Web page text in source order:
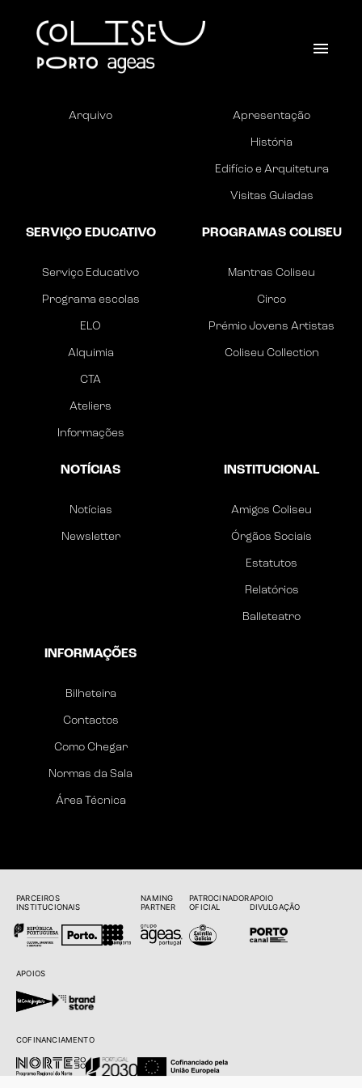
AGENDA
Arquivo Apresentação
História
Edifício e Arquitetura
Visitas Guiadas
SERVIÇO EDUCATIVO
Serviço Educativo
Programa escolas
ELO
Alquimia
CTA
Ateliers
Informações
PROGRAMAS COLISEU
Mantras Coliseu
Circo
Prémio Jovens Artistas
Coliseu Collection
NOTÍCIAS
Notícias
Newsletter
INSTITUCIONAL
Amigos Coliseu
Órgãos Sociais
Estatutos
Relatórios
Balleteatro
INFORMAÇÕES
Bilheteira
Contactos
Como Chegar
Normas da Sala
Área Técnica
PARCEIROS
INSTITUCIONAIS
NAMING
PARTNER
PATROCINADOR
OFICIAL
APOIO
DIVULGAÇÃO
APOIOS
COFINANCIAMENTO